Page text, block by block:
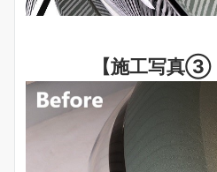
【施工写真③